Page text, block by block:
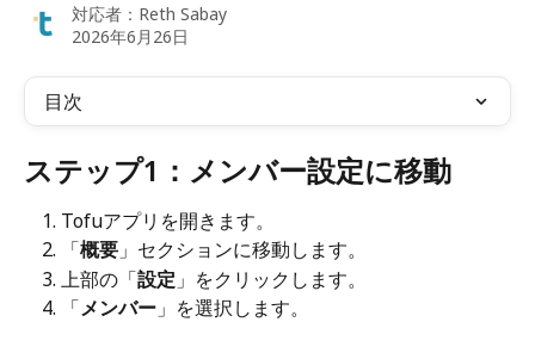
対応者： Reth Sabay
2026年6月26日
目次
ステップ1：メンバー設定に移動
Tofuアプリを開きます。
「概要」セクションに移動します。
上部の「設定 」をクリックします。
「メンバー」を選択します。